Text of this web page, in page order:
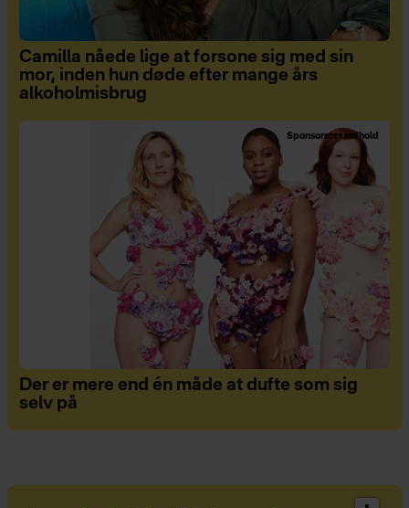
Camilla nåede lige at forsone sig med sin
mor, inden hun døde efter mange års
alkoholmisbrug
Sponsoreret indhold
Der er mere end én måde at dufte som sig
selv på